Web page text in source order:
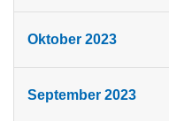
Oktober 2023
September 2023